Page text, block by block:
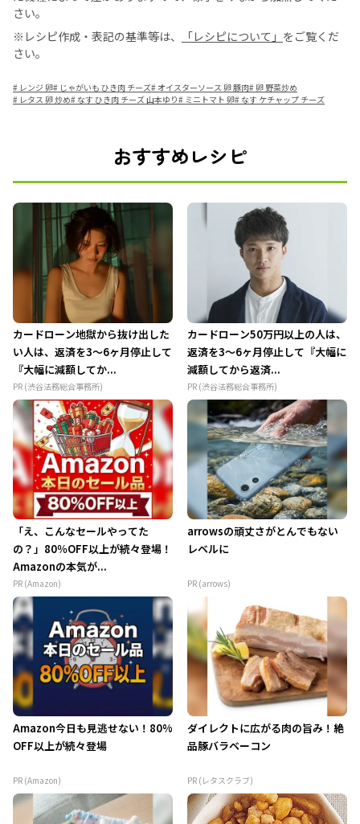
さい。
※レシピ作成・表記の基準等は、
「レシピについて」 をご覧くだ
さい。
# レンジ 卵# じゃがいも ひき肉 チーズ#オイスターソース 卵 豚肉#卵 野菜炒め
# レタス 卵 炒め# なす ひき肉 チーズ 山本ゆり# ミニトマト 卵# なす ケチャップ チーズ
おすすめレシピ
カードローン地獄から抜け出した
い人は、返済を3～6ヶ月停止して
『大幅に減額してか...
PR (渋谷法務総合事務所)
カードローン50万円以上の人は、
返済を3～6ヶ月停止して『大幅に
減額してから返済...
PR (渋谷法務総合事務所)
「え、こんなセールやってた
の？」80％OFF以上が続々登場！
Amazonの本気が...
PR (Amazon)
arrowsの頑丈さがとんでもない
レベルに
PR (arrows)
Amazon今日も見逃せない！80%
OFF以上が続々登場
PR (Amazon)
ダイレクトに広がる肉の旨み！絶
品豚バラベーコン
PR (レタスクラブ)